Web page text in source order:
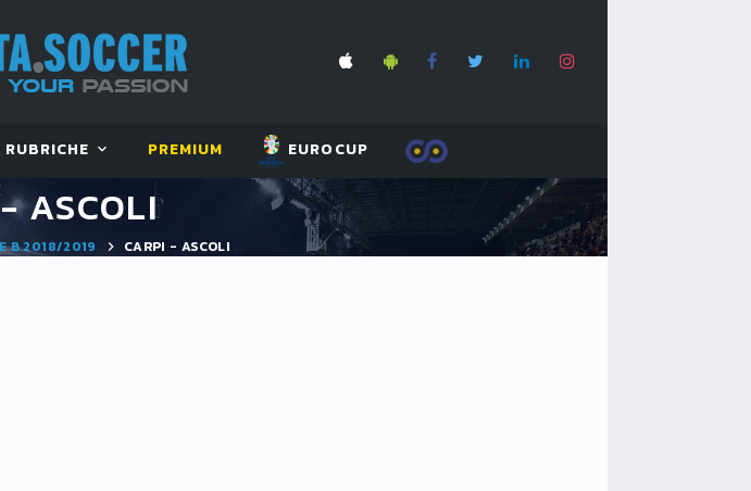
RUBRICHE PREMIUM EUROCUP
ASCOLI
B 2018/2019 CARPI - ASCOLI